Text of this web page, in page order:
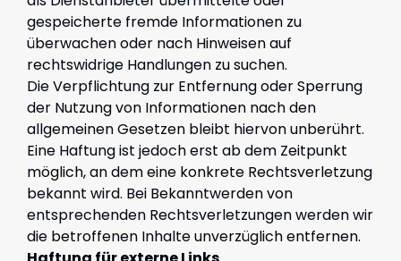
gespeicherte fremde Informationen zu
überwachen oder nach Hinweisen auf
rechtswidrige Handlungen zu suchen.
Die Verpflichtung zur Entfernung oder Sperrung
der Nutzung von Informationen nach den
allgemeinen Gesetzen bleibt hiervon unberührt.
Eine Haftung ist jedoch erst ab dem Zeitpunkt
möglich, an dem eine konkrete Rechtsverletzung
bekannt wird. Bei Bekanntwerden von
entsprechenden Rechtsverletzungen werden wir
die betroffenen Inhalte unverzüglich entfernen.